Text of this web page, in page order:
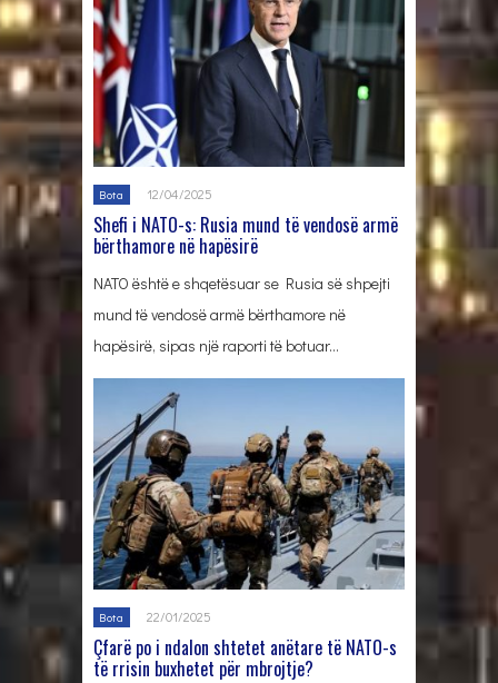
Bota 12/04/2025
Shefi i NATO-s: Rusia mund të vendosë armë
bërthamore në hapësirë
NATO është e shqetësuar se Rusia së shpejti
mund të vendosë armë bërthamore në
hapësirë, sipas një raporti të botuar…
Bota 22/01/2025
Çfarë po i ndalon shtetet anëtare të NATO-s
të rrisin buxhetet për mbrojtje?